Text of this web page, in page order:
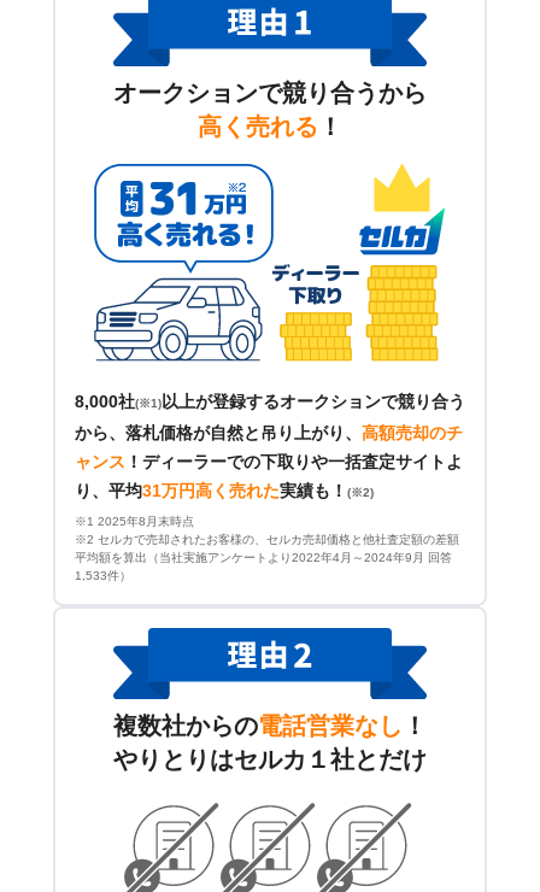
オークションで競り合うから
高く売れる ！
8,000社(※1) 以上が登録するオークションで競り合う
から、落札価格が自然と吊り上がり、 高額売却のチ
ャンス ！ ディーラーでの下取りや一括査定サイトよ
り、平均31万円高く売れた実績も！ (※2)
※1 2025年8月末時点
※2 セルカで売却されたお客様の、セルカ売却価格と他社査定額の差額
平均額を算出（当社実施アンケートより2022年4月～2024年9月 回答
1,533件）
複数社からの電話営業なし ！
やりとりはセルカ１社とだけ